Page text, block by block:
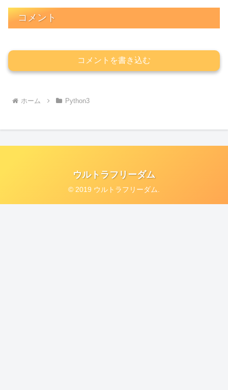
コメント
コメントを書き込む
ホーム Python3
ウルトラフリーダム
© 2019 ウルトラフリーダム.